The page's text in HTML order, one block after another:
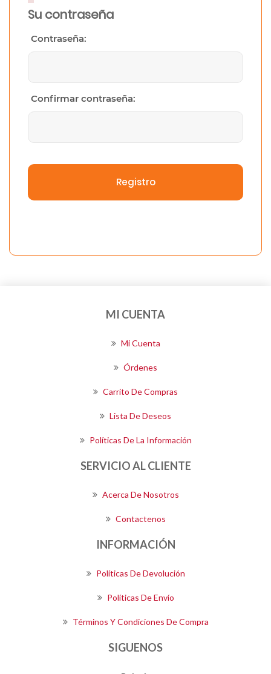
Su contraseña
Contraseña:
Confirmar contraseña:
Registro
MI CUENTA
Mi Cuenta
Órdenes
Carrito De Compras
Lista De Deseos
Políticas De La Información
SERVICIO AL CLIENTE
Acerca De Nosotros
Contactenos
INFORMACIÓN
Políticas De Devolución
Políticas De Envío
Términos Y Condiciones De Compra
SIGUENOS